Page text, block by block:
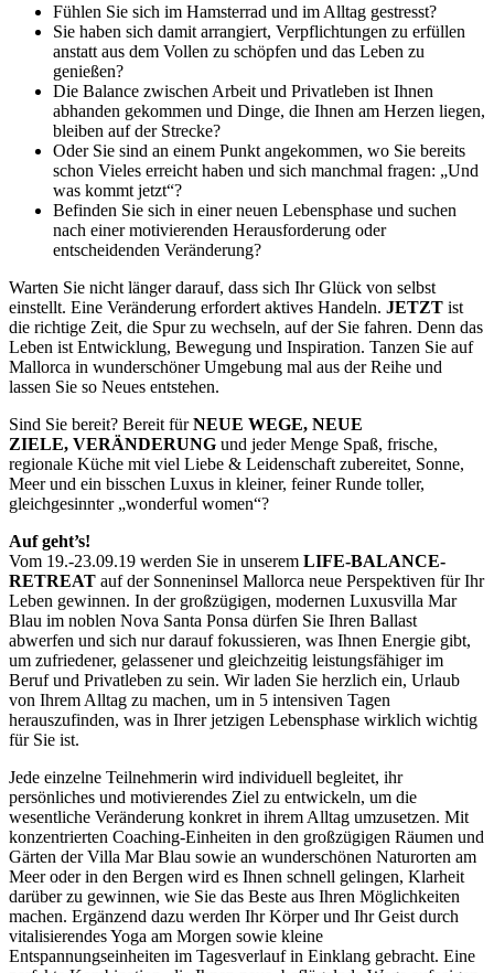
Fühlen Sie sich im Hamsterrad und im Alltag gestresst?
Sie haben sich damit arrangiert, Verpflichtungen zu erfüllen
anstatt aus dem Vollen zu schöpfen und das Leben zu
genießen?
Die Balance zwischen Arbeit und Privatleben ist Ihnen
abhanden gekommen und Dinge, die Ihnen am Herzen liegen,
bleiben auf der Strecke?
Oder Sie sind an einem Punkt angekommen, wo Sie bereits
schon Vieles erreicht haben und sich manchmal fragen: „Und
was kommt jetzt“?
Befinden Sie sich in einer neuen Lebensphase und suchen
nach einer motivierenden Herausforderung oder
entscheidenden Veränderung?
Warten Sie nicht länger darauf, dass sich Ihr Glück von selbst
einstellt. Eine Veränderung erfordert aktives Handeln. JETZT ist
die richtige Zeit, die Spur zu wechseln, auf der Sie fahren. Denn das
Leben ist Entwicklung, Bewegung und Inspiration. Tanzen Sie auf
Mallorca in wunderschöner Umgebung mal aus der Reihe und
lassen Sie so Neues entstehen.
Sind Sie bereit? Bereit fürNEUE WEGE, NEUE
ZIELE, VERÄNDERUNG und jeder Menge Spaß, frische,
regionale Küche mit viel Liebe & Leidenschaft zubereitet, Sonne,
Meer und ein bisschen Luxus in kleiner, feiner Runde toller,
gleichgesinnter „wonderful women“?
Auf geht’s!
Vom 19.-23.09.19 werden Sie in unserem LIFE-BALANCE-
RETREAT auf der Sonneninsel Mallorca neue Perspektiven für Ihr
Leben gewinnen. In der großzügigen, modernen Luxusvilla Mar
Blau im noblen Nova Santa Ponsa dürfen Sie Ihren Ballast
abwerfen und sich nur darauf fokussieren, was Ihnen Energie gibt,
um zufriedener, gelassener und gleichzeitig leistungsfähiger im
Beruf und Privatleben zu sein. Wir laden Sie herzlich ein, Urlaub
von Ihrem Alltag zu machen, um in 5 intensiven Tagen
herauszufinden, was in Ihrer jetzigen Lebensphase wirklich wichtig
für Sie ist.
Jede einzelne Teilnehmerin wird individuell begleitet, ihr
persönliches und motivierendes Ziel zu entwickeln, um die
wesentliche Veränderung konkret in ihrem Alltag umzusetzen. Mit
konzentrierten Coaching-Einheiten in den großzügigen Räumen und
Gärten der Villa Mar Blau sowie an wunderschönen Naturorten am
Meer oder in den Bergen wird es Ihnen schnell gelingen, Klarheit
darüber zu gewinnen, wie Sie das Beste aus Ihren Möglichkeiten
machen. Ergänzend dazu werden Ihr Körper und Ihr Geist durch
vitalisierendes Yoga am Morgen sowie kleine
Entspannungseinheiten im Tagesverlauf in Einklang gebracht. Eine